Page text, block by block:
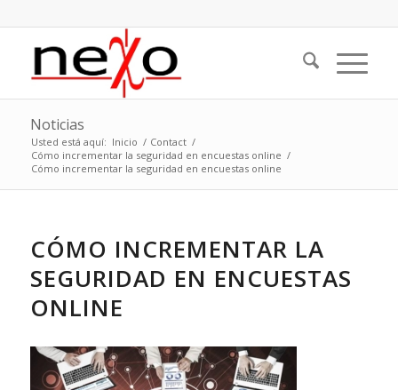
Noticias
Usted está aquí: Inicio / Contact /
Cómo incrementar la seguridad en encuestas online /
Cómo incrementar la seguridad en encuestas online
CÓMO INCREMENTAR LA
SEGURIDAD EN ENCUESTAS
ONLINE